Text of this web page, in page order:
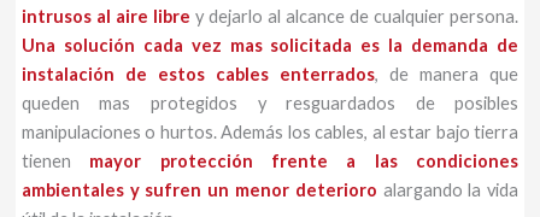
intrusos al aire libre y dejarlo al alcance de cualquier persona.
Una solución cada vez mas solicitada es la demanda de
instalación de estos cables enterrados, de manera que
queden mas protegidos y resguardados de posibles
manipulaciones o hurtos. Además los cables, al estar bajo tierra
tienen mayor protección frente a las condiciones
ambientales y sufren un menor deterioro alargando la vida